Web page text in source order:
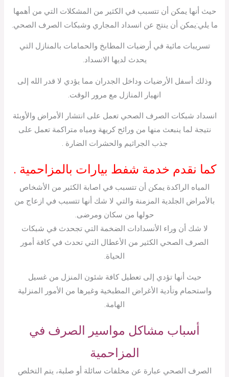
حيث أنها يمكن أن تتسبب في الكثير من المشكلات التي من أهمها
ما يلي:يمكن أن ينتج عن انسداد المجاري وشبكات الصرف الصحي.
تسريبات مائية في أرضيات المطابخ والحمامات بالمنازل التي
يحدث لديها الانسداد.
وذلك أسفل الأرضيات وداخل الجدران مما يؤدي لا قدر الله إلى
انهيار المنازل مع مرور الوقت.
انسداد شبكات الصرف الصحي تعمل على انتشار الأمراض والأوبئة
نتيجة لما ينبعث منها من ورائح كريهة ومياه متراكمة تعمل على
جذب الجراثيم والحشرات الضارة .
كما نقدم خدمة شفط بيارات بالمزاحمية .
المياه الراكدة يمكن أن تتسبب في اصابة الكثير من الأشخاص
بالأمراض الجلدية المزمنة والتي لا شك أنها تتسبب في ازعاج من
حولها من سكان ومرضى.
لا شك أن وراء الأنسدادات الضخمة التي تجحدث في شبكات
الصرف الصحي الكثير من الأعطال التي تحدث في كافة أمور
الحياة.
حيث أنها تؤدي إلى تعطيل كافة شئون المنزل من غسيل
واستحمام وتأدية الأغراض المطبخية وغيرها من الأمور المنزلية
الهامة.
أسباب مشاكل مواسير الصرف في
المزاحمية
الصرف الصحي عبارة عن مخلفات سائلة أو صلبة، يتم التخلص